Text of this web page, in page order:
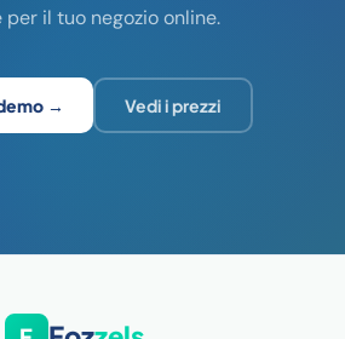
per il tuo negozio online.
→ Vedi i prezzi